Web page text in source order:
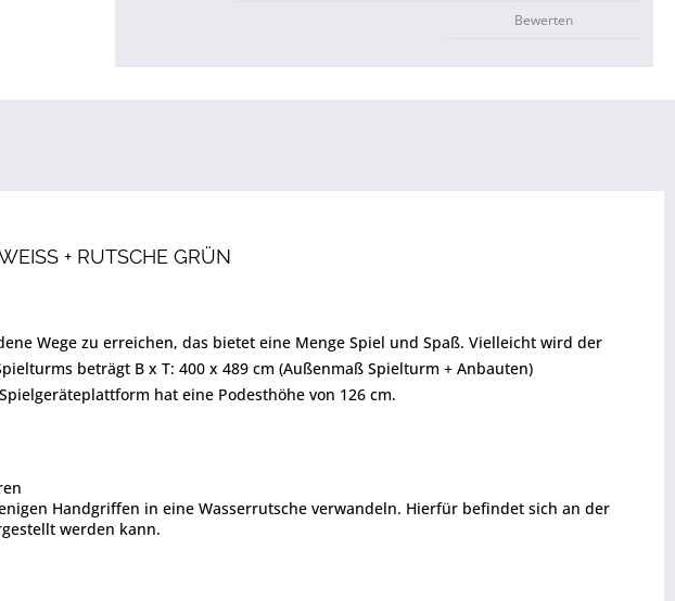
Bewerten
+ RUTSCHE GRÜN
Wege zu erreichen, das bietet eine Menge Spiel und Spaß. Vielleicht wird der
beträgt B x T: 400 x 489 cm (Außenmaß Spielturm + Anbauten)
hat eine Podesthöhe von 126 cm.
Handgriffen in eine Wasserrutsche verwandeln. Hierfür befindet sich an der
werden kann.